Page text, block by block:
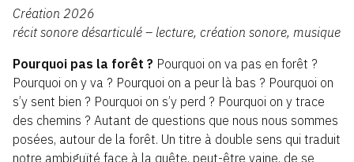
Création 2026
récit sonore désarticulé – lecture, création sonore, musique
Pourquoi pas la forêt ? Pourquoi on va pas en forêt ?
Pourquoi on y va ? Pourquoi on a peur là bas ? Pourquoi on
s’y sent bien ? Pourquoi on s’y perd ? Pourquoi on y trace
des chemins ? Autant de questions que nous nous sommes
posées, autour de la forêt. Un titre à double sens qui traduit
notre ambiguïté face à la quête, peut-être vaine, de se